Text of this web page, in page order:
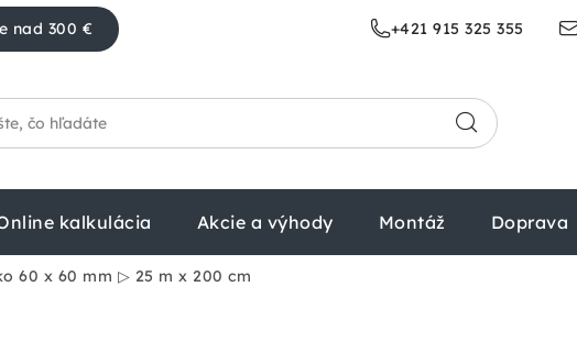
nad 300 € +421 915 325 355
kalkulácia Akcie a výhody Montáž Doprava
60 x 60 mm ▷ 25 m x 200 cm